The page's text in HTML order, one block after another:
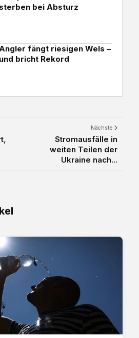
sterben bei Absturz
Angler fängt riesigen Wels –
und bricht Rekord
Nächste
Stromausfälle in
weiten Teilen der
Ukraine nach...